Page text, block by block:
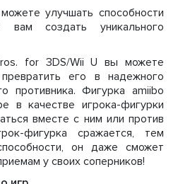
улучшать способности
вам создать уникального
for 3DS/Wii U вы можете
его в надежного
противника. Фигурка amiibo
в качестве игрока-фигурки
вместе с ним или против
фигурка сражается, тем
он даже сможет
у своих соперников!